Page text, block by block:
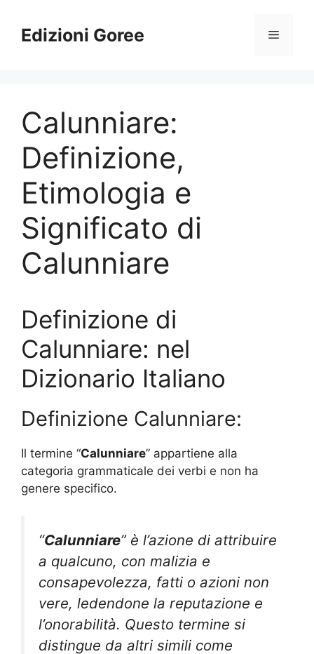
contenuto
Edizioni Goree Menu
Calunniare:
Definizione,
Etimologia e
Significato di
Calunniare
Definizione di
Calunniare: nel
Dizionario Italiano
Definizione Calunniare:
Il termine “Calunniare” appartiene alla
categoria grammaticale dei verbi e non ha
genere specifico.
“Calunniare” è l’azione di attribuire
a qualcuno, con malizia e
consapevolezza, fatti o azioni non
vere, ledendone la reputazione e
l’onorabilità. Questo termine si
distingue da altri simili come